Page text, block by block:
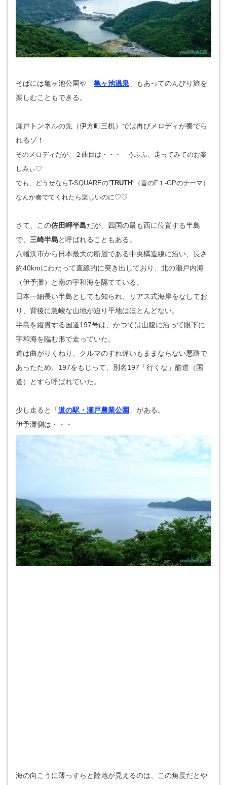
そばには亀ヶ池公園や「亀ヶ池温泉 」もあってのんびり旅を
楽しむこともできる。
瀬戸トンネルの先（伊方町三机）では再びメロディが奏でら
れるゾ！
そのメロディだが、２曲目は・・・ うふふ、走ってみてのお楽
しみぃ♡
でも、どうせならT-SQUAREの”TRUTH“（昔のF１-GPのテーマ）
なんか奏でてくれたら楽しいのに♡♡
さて、この佐田岬半島だが、四国の最も西に位置する半島
で、 三崎半島と呼ばれることもある。
八幡浜市から日本最大の断層である中央構造線に沿い、長さ
約40kmにわたって直線的に突き出しており、北の瀬戸内海
（伊予灘）と南の宇和海を隔てている。
日本一細長い半島としても知られ、リアス式海岸をなしてお
り、背後に急峻な山地が迫り平地はほとんどない。
半島を縦貫する国道197号は、かつては山腹に沿って眼下に
宇和海を臨む形で走っていた。
道は曲がりくねり、クルマのすれ違いもままならない悪路で
あったため、197をもじって、別名197「行くな」酷道（国
道）とすら呼ばれていた。
少し走ると「道の駅・瀬戸農業公園 」がある。
伊予灘側は・・・
海の向こうに薄っすらと陸地が見えるのは、この角度だとや